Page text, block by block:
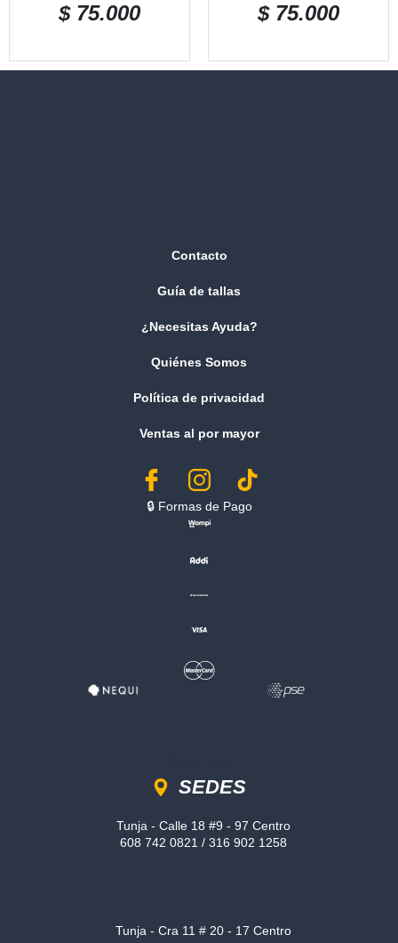
$75.000 $75.000
Contacto
Guía de tallas
¿Necesitas Ayuda?
Quiénes Somos
Política de privacidad
Ventas al por mayor
🔒︎ Formas de Pago
SEDES
Tunja - Calle 18 #9 - 97 Centro
608 742 0821 / 316 902 1258
Tunja - Cra 11 # 20 - 17 Centro